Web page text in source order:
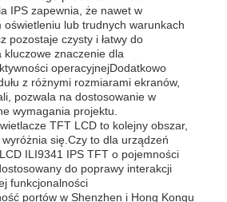
IPS zapewnia, że nawet w
oświetleniu lub trudnych warunkach
pozostaje czysty i łatwy do
znaczenie dla
operacyjnejDodatkowo
z różnymi rozmiarami ekranów,
pozwala na dostosowanie w
wymagania projektu.
TFT LCD to kolejny obszar,
się.Czy to dla urządzeń
ILI9341 IPS TFT o pojemności
do poprawy interakcji
funkcjonalności
portów w Shenzhen i Hong Kongu